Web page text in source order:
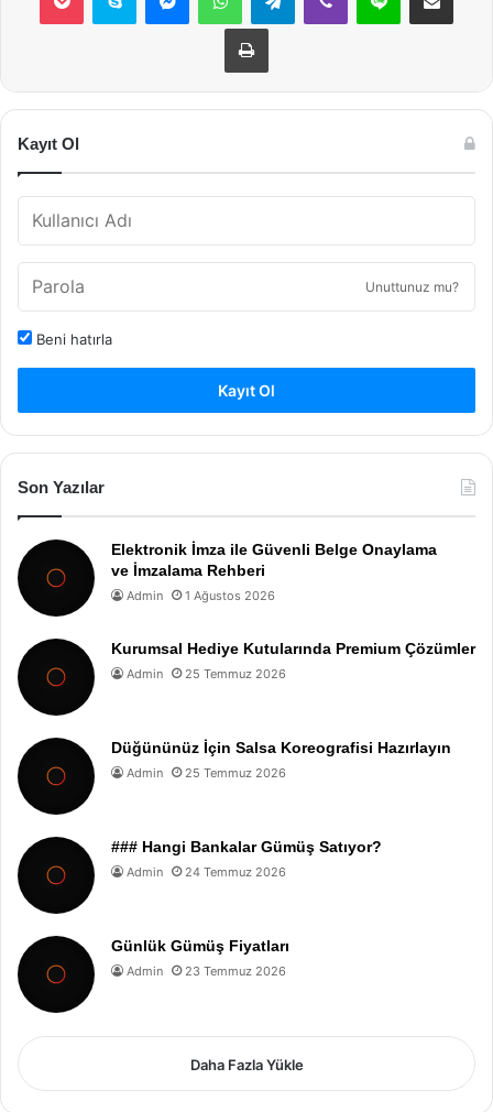
Yazdır
Kayıt Ol
Unuttunuz mu?
Beni hatırla
Kayıt Ol
Son Yazılar
Elektronik İmza ile Güvenli Belge Onaylama
ve İmzalama Rehberi
Admin 1 Ağustos 2026
Kurumsal Hediye Kutularında Premium Çözümler
Admin 25 Temmuz 2026
Düğününüz İçin Salsa Koreografisi Hazırlayın
Admin 25 Temmuz 2026
### Hangi Bankalar Gümüş Satıyor?
Admin 24 Temmuz 2026
Günlük Gümüş Fiyatları
Admin 23 Temmuz 2026
Daha Fazla Yükle